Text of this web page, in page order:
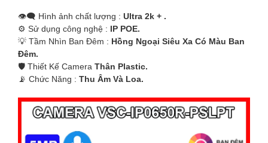
👁️‍🗨 Hình ảnh chất lượng : Ultra 2k + .
⚙ Sử dụng công nghệ : IP POE.
💡 Tầm Nhìn Ban Đêm : Hồng Ngoại Siêu Xa Có Màu Ban
Ðêm.
🛡 Thiết Kế Camera Thân Plastic.
️📡 Chức Năng : Thu Âm Và Loa.